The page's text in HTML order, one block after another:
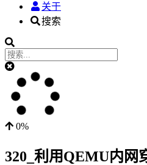
关于
搜索
0%
320_利用QEMU内网